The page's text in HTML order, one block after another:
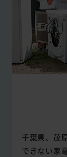
千葉県、茂
できない家